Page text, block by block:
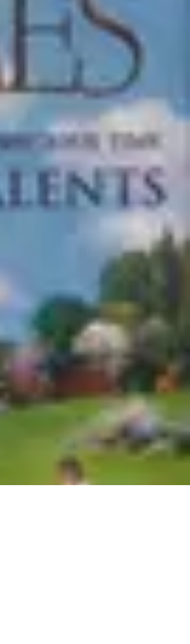
Performance et